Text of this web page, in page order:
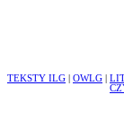
TEKSTY ILG OWLG